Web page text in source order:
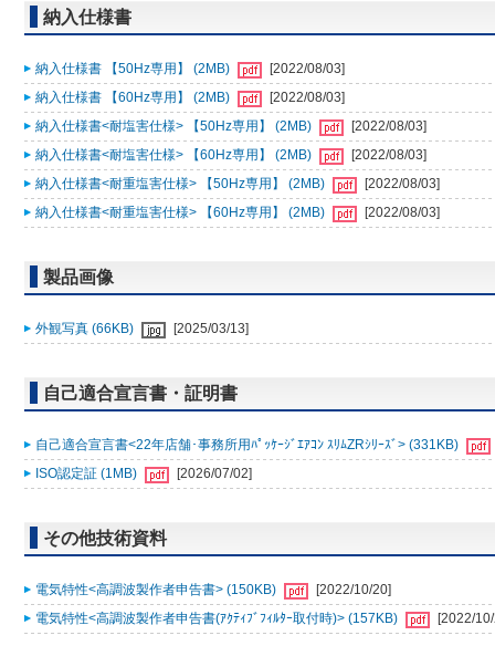
納入仕様書
納入仕様書 【50Hz専用】 (2MB)
[2022/08/03]
納入仕様書 【60Hz専用】 (2MB)
[2022/08/03]
納入仕様書<耐塩害仕様> 【50Hz専用】 (2MB)
[2022/08/03]
納入仕様書<耐塩害仕様> 【60Hz専用】 (2MB)
[2022/08/03]
納入仕様書<耐重塩害仕様> 【50Hz専用】 (2MB)
[2022/08/03]
納入仕様書<耐重塩害仕様> 【60Hz専用】 (2MB)
[2022/08/03]
製品画像
外観写真 (66KB) [2025/03/13]
自己適合宣言書・証明書
自己適合宣言書<22年店舗･事務所用ﾊﾟｯｹｰｼﾞｴｱｺﾝ ｽﾘﾑZRｼﾘｰｽﾞ> (331KB)
ISO認定証 (1MB)
[2026/07/02]
その他技術資料
電気特性<高調波製作者申告書> (150KB)
[2022/10/20]
電気特性<高調波製作者申告書(ｱｸﾃｨﾌﾞﾌｨﾙﾀｰ取付時)> (157KB)
[2022/